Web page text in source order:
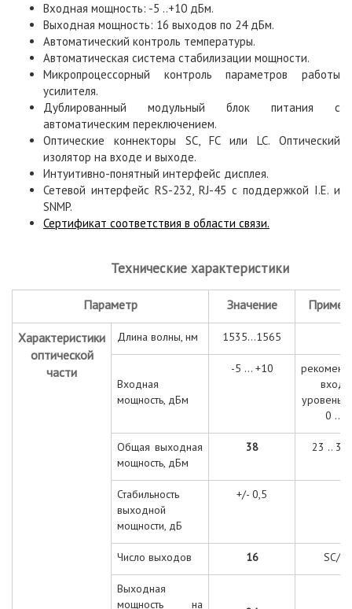
Входная мощность: -5 ..+10 дБм.
Выходная мощность: 16 выходов по 24 дБм.
Автоматический контроль температуры.
Автоматическая система стабилизации мощности.
Микропроцессорный контроль параметров работы
усилителя.
Дублированный модульный блок питания с
автоматическим переключением.
Оптические коннекторы SC, FC или LC. Оптический
изолятор на входе и выходе.
Интуитивно-понятный интерфейс дисплея.
Сетевой интерфейс RS-232, RJ-45 с поддержкой I.E. и
SNMP.
Сертификат соответствия в области связи.
Технические характеристики
Параметр Значение
Характеристики
оптической
части
Длина волны, нм 1535...1565
Входная
мощность, дБм
-5 ... +10
уровень
0 ...
Общая выходная
мощность, дБм
38 23 .. 38
Стабильность
выходной
мощности, дБ
+/- 0,5
Число выходов 16 SC/
Выходная
мощность на